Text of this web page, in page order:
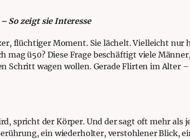
So zeigt sie Interesse
flüchtiger Moment. Sie lächelt. Vielleicht nur
mag ü50? Diese Frage beschäftigt viele
Schritt wagen wollen. Gerade Flirten im Alter
spricht der Körper. Und der sagt oft mehr als
ein wiederholter, verstohlener Blick,